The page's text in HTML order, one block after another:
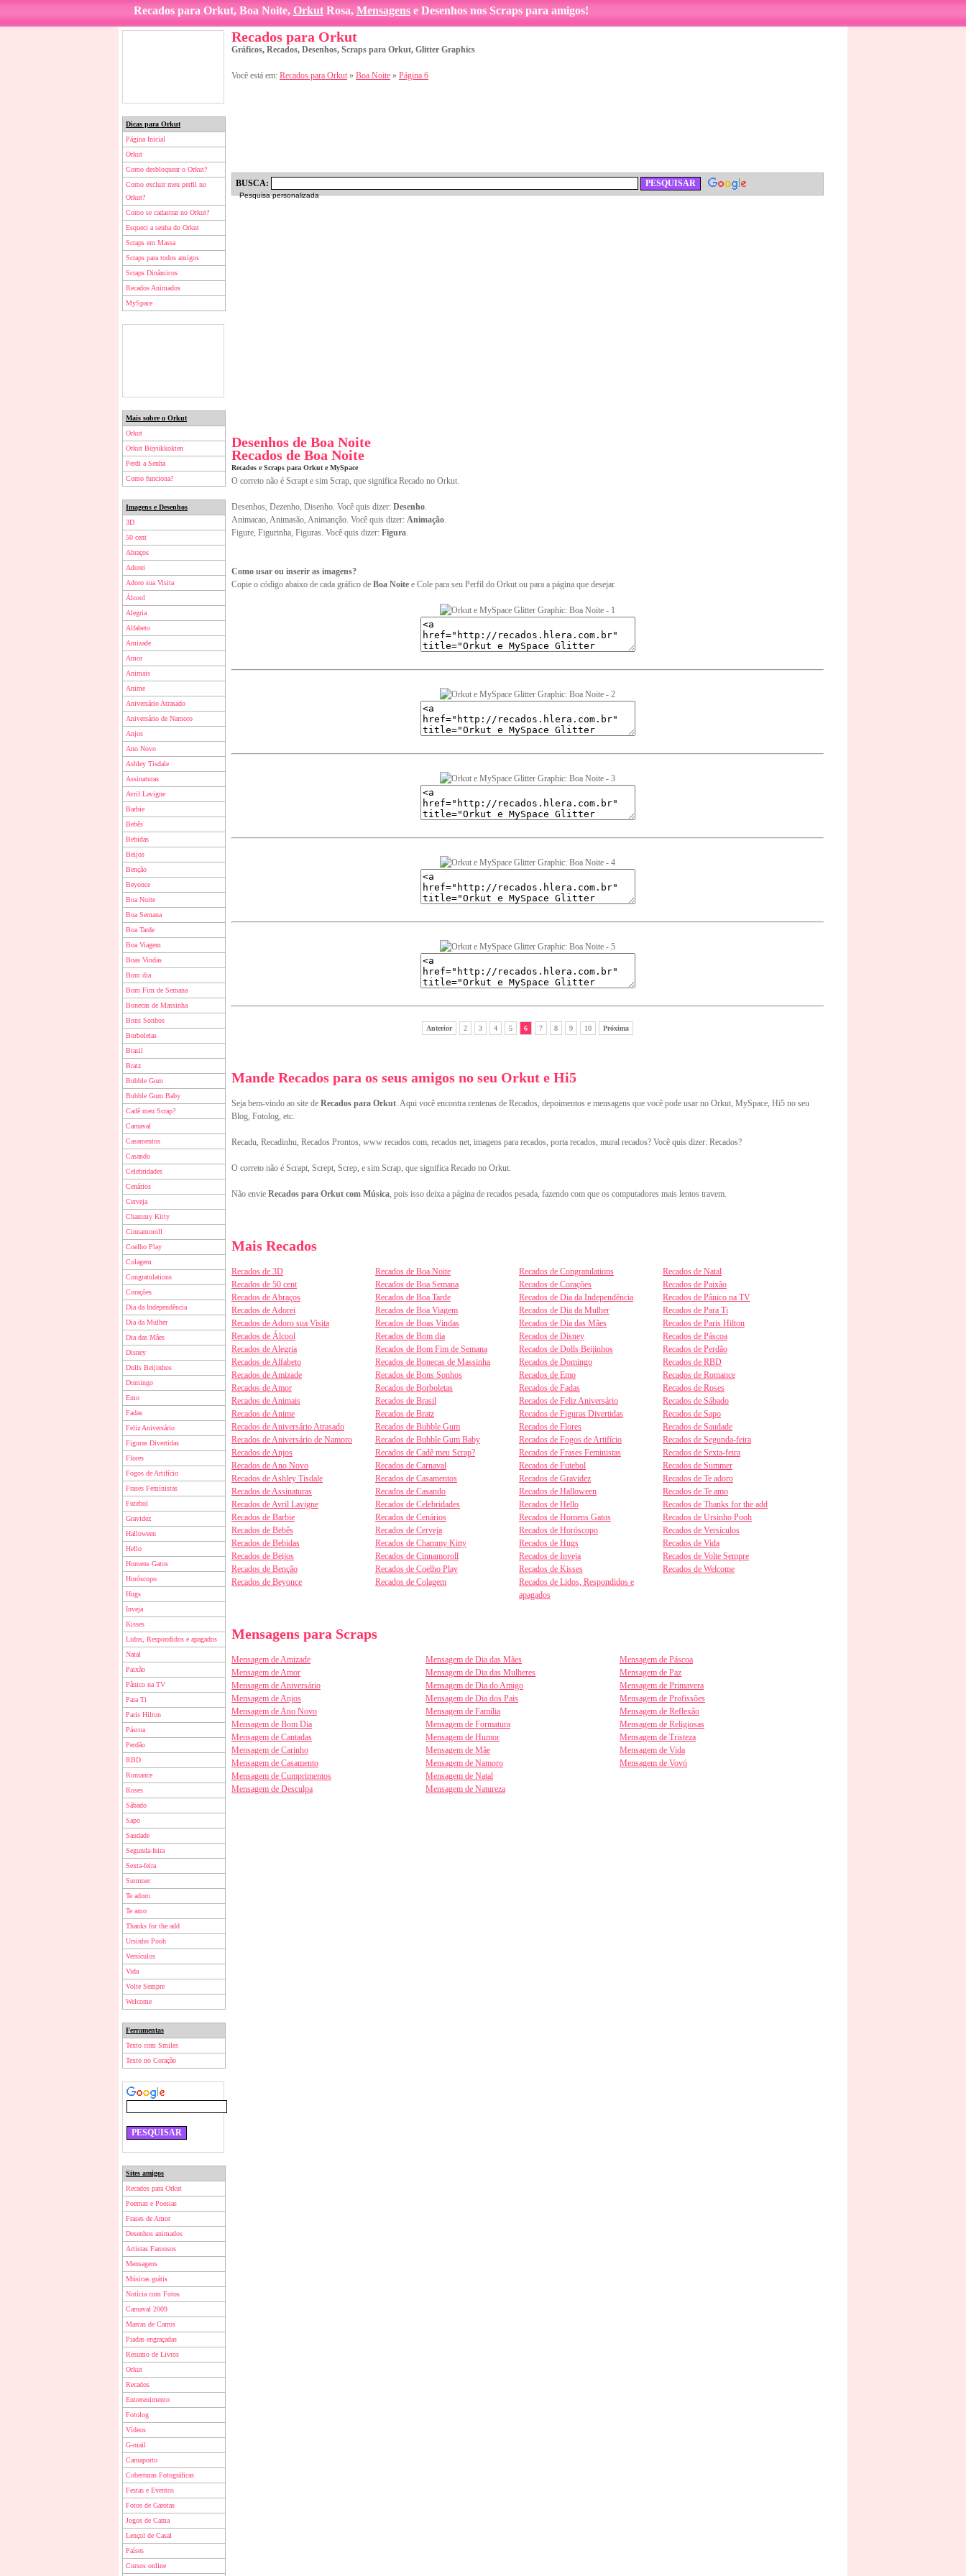
Recados para Orkut, Boa Noite, OrkutRosa, Mensagense Desenhos nos Scraps para amigos!
Dicas para Orkut
Página Inicial
Orkut
Como desbloquear o Orkut?
Como excluir meu perfil no
Orkut?
Como se cadastrar no Orkut?
Esqueci a senha do Orkut
Scraps em Massa
Scraps para todos amigos
Scraps Dinâmicos
Recados Animados
MySpace
Mais sobre o Orkut
Orkut
Orkut Büyükkokten
Perdi a Senha
Como funciona?
Imagens e Desenhos
3D
50 cent
Abraços
Adorei
Adoro sua Visita
Álcool
Alegria
Alfabeto
Amizade
Amor
Animais
Anime
Aniversário Atrasado
Aniversário de Namoro
Anjos
Ano Novo
Ashley Tisdale
Assinaturas
Avril Lavigne
Barbie
Bebês
Bebidas
Beijos
Benção
Beyonce
Boa Noite
Boa Semana
Boa Tarde
Boa Viagem
Boas Vindas
Bom dia
Bom Fim de Semana
Bonecas de Massinha
Bons Sonhos
Borboletas
Brasil
Bratz
Bubble Gum
Bubble Gum Baby
Cadê meu Scrap?
Carnaval
Casamentos
Casando
Celebridades
Cenários
Cerveja
Chammy Kitty
Cinnamoroll
Coelho Play
Colagem
Congratulations
Corações
Dia da Independência
Dia da Mulher
Dia das Mães
Disney
Dolls Beijinhos
Domingo
Emo
Fadas
Feliz Aniversário
Figuras Divertidas
Flores
Fogos de Artifício
Frases Feministas
Futebol
Gravidez
Halloween
Hello
Homens Gatos
Horóscopo
Hugs
Inveja
Kisses
Lidos, Respondidos e apagados
Natal
Paixão
Pânico na TV
Para Ti
Paris Hilton
Páscoa
Perdão
RBD
Romance
Roses
Sábado
Sapo
Saudade
Segunda-feira
Sexta-feira
Summer
Te adoro
Te amo
Thanks for the add
Ursinho Pooh
Versículos
Vida
Volte Sempre
Welcome
Ferramentas
Texto com Smiles
Texto no Coração
Sites amigos
Recados para Orkut
Poemas e Poesias
Frases de Amor
Desenhos animados
Artistas Famosos
Mensagens
Músicas grátis
Notícia com Fotos
Carnaval 2009
Marcas de Carros
Piadas engraçadas
Resumo de Livros
Orkut
Recados
Entretenimento
Fotolog
Vídeos
G-mail
Carnaporto
Coberturas Fotográficas
Festas e Eventos
Fotos de Garotas
Jogos de Cama
Lençol de Casal
Países
Cursos online
Recados para Orkut
Gráficos, Recados, Desenhos, Scraps para Orkut, Glitter Graphics
Você está em: Recados para Orkut » Boa Noite » Página 6
BUSCA:
Pesquisa personalizada
Desenhos de Boa Noite
Recados de Boa Noite
Recados e Scraps para Orkut e MySpace
O correto não é Scrapt e sim Scrap, que significa Recado no Orkut.
Desenhos, Dezenho, Disenho. Você quis dizer: Desenho.
Animacao, Animasão, Animanção. Você quis dizer: Animação.
Figure, Figurinha, Figuras. Você quis dizer: Figura.
Como usar ou inserir as imagens?
Copie o código abaixo de cada gráfico de Boa Noite e Cole para seu Perfil do Orkut ou para a página que desejar.
Anterior 2 3 4 5 6 7 8 9 10 Próxima
Mande Recados para os seus amigos no seu Orkut e Hi5
Seja bem-vindo ao site de Recados para Orkut. Aqui você encontra centenas de Recados, depoimentos e mensagens que você pode usar no Orkut, MySpace, Hi5 no seu
Blog, Fotolog, etc.
Recadu, Recadinhu, Recados Prontos, www recados com, recados net, imagens para recados, porta recados, mural recados? Você quis dizer: Recados?
O correto não é Scrapt, Scrept, Screp, e sim Scrap, que significa Recado no Orkut.
Não envie Recados para Orkut com Música, pois isso deixa a página de recados pesada, fazendo com que os computadores mais lentos travem.
Mais Recados
Recados de 3D
Recados de 50 cent
Recados de Abraços
Recados de Adorei
Recados de Adoro sua Visita
Recados de Álcool
Recados de Alegria
Recados de Alfabeto
Recados de Amizade
Recados de Amor
Recados de Animais
Recados de Anime
Recados de Aniversário Atrasado
Recados de Aniversário de Namoro
Recados de Anjos
Recados de Ano Novo
Recados de Ashley Tisdale
Recados de Assinaturas
Recados de Avril Lavigne
Recados de Barbie
Recados de Bebês
Recados de Bebidas
Recados de Beijos
Recados de Benção
Recados de Beyonce
Recados de Boa Noite
Recados de Boa Semana
Recados de Boa Tarde
Recados de Boa Viagem
Recados de Boas Vindas
Recados de Bom dia
Recados de Bom Fim de Semana
Recados de Bonecas de Massinha
Recados de Bons Sonhos
Recados de Borboletas
Recados de Brasil
Recados de Bratz
Recados de Bubble Gum
Recados de Bubble Gum Baby
Recados de Cadê meu Scrap?
Recados de Carnaval
Recados de Casamentos
Recados de Casando
Recados de Celebridades
Recados de Cenários
Recados de Cerveja
Recados de Chammy Kitty
Recados de Cinnamoroll
Recados de Coelho Play
Recados de Colagem
Recados de Congratulations
Recados de Corações
Recados de Dia da Independência
Recados de Dia da Mulher
Recados de Dia das Mães
Recados de Disney
Recados de Dolls Beijinhos
Recados de Domingo
Recados de Emo
Recados de Fadas
Recados de Feliz Aniversário
Recados de Figuras Divertidas
Recados de Flores
Recados de Fogos de Artifício
Recados de Frases Feministas
Recados de Futebol
Recados de Gravidez
Recados de Halloween
Recados de Hello
Recados de Homens Gatos
Recados de Horóscopo
Recados de Hugs
Recados de Inveja
Recados de Kisses
Recados de Lidos, Respondidos e
apagados
Recados de Natal
Recados de Paixão
Recados de Pânico na TV
Recados de Para Ti
Recados de Paris Hilton
Recados de Páscoa
Recados de Perdão
Recados de RBD
Recados de Romance
Recados de Roses
Recados de Sábado
Recados de Sapo
Recados de Saudade
Recados de Segunda-feira
Recados de Sexta-feira
Recados de Summer
Recados de Te adoro
Recados de Te amo
Recados de Thanks for the add
Recados de Ursinho Pooh
Recados de Versículos
Recados de Vida
Recados de Volte Sempre
Recados de Welcome
Mensagens para Scraps
Mensagem de Amizade
Mensagem de Amor
Mensagem de Aniversário
Mensagem de Anjos
Mensagem de Ano Novo
Mensagem de Bom Dia
Mensagem de Cantadas
Mensagem de Carinho
Mensagem de Casamento
Mensagem de Cumprimentos
Mensagem de Desculpa
Mensagem de Dia das Mães
Mensagem de Dia das Mulheres
Mensagem de Dia do Amigo
Mensagem de Dia dos Pais
Mensagem de Família
Mensagem de Formatura
Mensagem de Humor
Mensagem de Mãe
Mensagem de Namoro
Mensagem de Natal
Mensagem de Natureza
Mensagem de Páscoa
Mensagem de Paz
Mensagem de Primavera
Mensagem de Profissões
Mensagem de Reflexão
Mensagem de Religiosas
Mensagem de Tristeza
Mensagem de Vida
Mensagem de Vovó